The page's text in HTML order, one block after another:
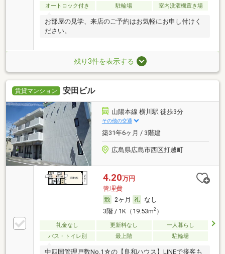
オートロック付き
駐輪場 室内洗濯機置き場
お部屋の見学、来店のご予約はお気軽にお申し付けく
ださい。
残り3件を表示する
賃貸マンション 安田ビル
山陽本線 横川駅 徒歩3分
その他の交通
築31年6ヶ月 / 3階建
広島県広島市西区打越町
4.20万円
管理費-
2ヶ月
なし
3階 / 1K（19.53m2）
礼金なし 更新料なし
一人暮らし
バス・トイレ別
最上階 駐輪場
中四国管理戸数No.1☆の【良和ハウス】LINEで接客も